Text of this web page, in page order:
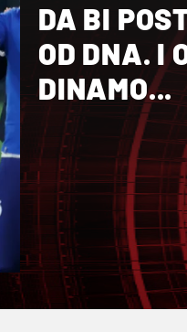
DA BI
OD DNA. I
DINAMO...